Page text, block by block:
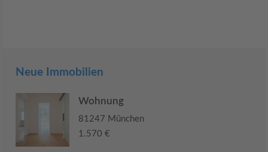
Neue Immobilien
Wohnung
81247 München
1.570 €